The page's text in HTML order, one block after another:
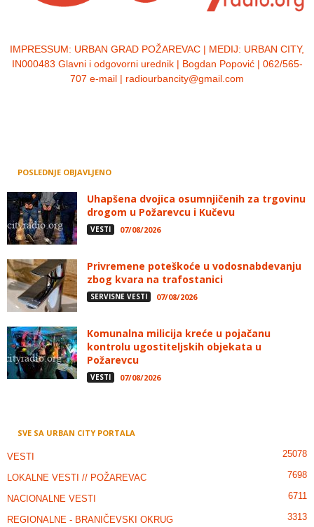
IMPRESSUM: URBAN GRAD POŽAREVAC | MEDIJ: URBAN CITY,
IN000483 Glavni i odgovorni urednik | Bogdan Popović | 062/565-
707 e-mail | radiourbancity@gmail.com
POSLEDNJE OBJAVLJENO
Uhapšena dvojica osumnjičenih za trgovinu
drogom u Požarevcu i Kučevu
VESTI 07/08/2026
Privremene poteškoće u vodosnabdevanju
zbog kvara na trafostanici
SERVISNE VESTI 07/08/2026
Komunalna milicija kreće u pojačanu
kontrolu ugostiteljskih objekata u
Požarevcu
VESTI 07/08/2026
SVE SA URBAN CITY PORTALA
VESTI 25078
LOKALNE VESTI // POŽAREVAC 7698
NACIONALNE VESTI 6711
REGIONALNE - BRANIČEVSKI OKRUG 3313